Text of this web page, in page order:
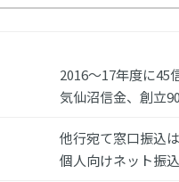
2016～17年度に45
気仙沼信金、創立
他行宛て窓口振込
個人向けネット振